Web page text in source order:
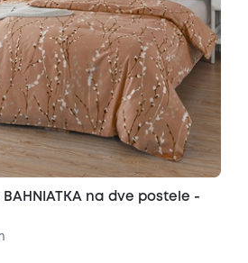
na dve postele -